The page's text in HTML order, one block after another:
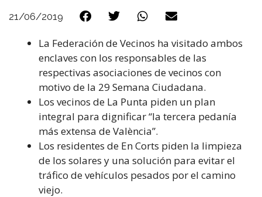
21/06/2019
La Federación de Vecinos ha visitado ambos
enclaves con los responsables de las
respectivas asociaciones de vecinos con
motivo de la 29 Semana Ciudadana.
Los vecinos de La Punta piden un plan
integral para dignificar “la tercera pedanía
más extensa de València”.
Los residentes de En Corts piden la limpieza
de los solares y una solución para evitar el
tráfico de vehículos pesados por el camino
viejo.